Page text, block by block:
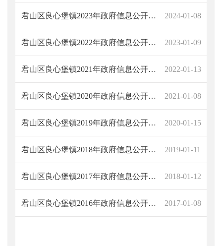
君山区良心堡镇2023年政府信息公开工作年度报告 2024-01-08
君山区良心堡镇2022年政府信息公开工作年度报告 2023-01-09
君山区良心堡镇2021年政府信息公开工作年度报告 2022-01-13
君山区良心堡镇2020年政府信息公开工作年度报告 2021-01-08
君山区良心堡镇2019年政府信息公开工作年度报告 2020-01-15
君山区良心堡镇2018年政府信息公开工作年度报告 2019-01-11
君山区良心堡镇2017年政府信息公开工作年度报告 2018-01-12
君山区良心堡镇2016年政府信息公开工作年度报告 2017-01-08